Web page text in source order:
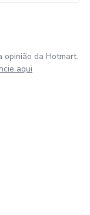
opinião da Hotmart.
aqui